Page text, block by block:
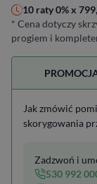
10 raty 0% x
* Cena dotyczy
progiem i
Jak zmówić
skorygowania
Zadzwoń i
530 992